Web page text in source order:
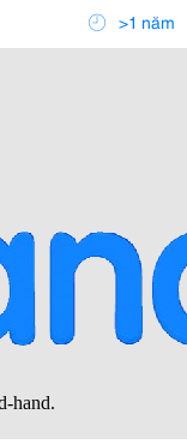
Như Mong Đợi.>1 năm